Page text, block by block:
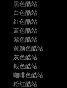
黑色酷站
白色酷站
红色酷站
蓝色酷站
紫色酷站
黄颜色酷站
灰色酷站
银色酷站
咖啡色酷站
粉红酷站